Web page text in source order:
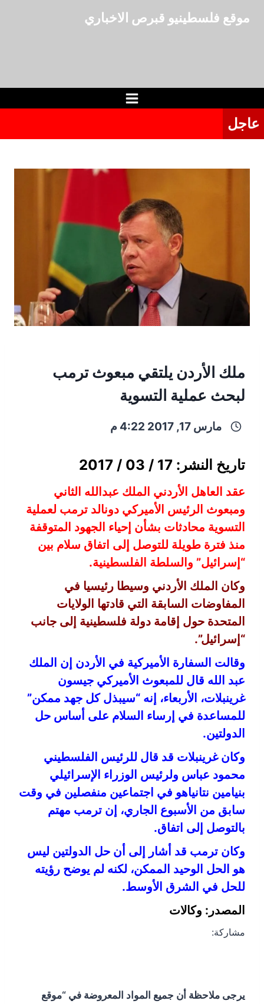
موقع فلسطينيو قبرص الاخباري
عاجل
ملك الأردن يلتقي مبعوث ترمب
لبحث عملية التسوية
مارس 17, 2017 4:22 م
تاريخ النشر: 17 / 03 / 2017
عقد العاهل الأردني الملك عبدالله الثاني
ومبعوث الرئيس الأميركي دونالد ترمب لعملية
التسوية محادثات بشأن إحياء الجهود المتوقفة
منذ فترة طويلة للتوصل إلى اتفاق سلام بين
“إسرائيل” والسلطة الفلسطينية.
وكان الملك الأردني وسيطا رئيسيا في
المفاوضات السابقة التي قادتها الولايات
المتحدة حول إقامة دولة فلسطينية إلى جانب
“إسرائيل”.
وقالت السفارة الأميركية في الأردن إن الملك
عبد الله قال للمبعوث الأميركي جيسون
غرينبلات، الأربعاء، إنه “سيبذل كل جهد ممكن”
للمساعدة في إرساء السلام على أساس حل
الدولتين.
وكان غرينبلات قد قال للرئيس الفلسطيني
محمود عباس ولرئيس الوزراء الإسرائيلي
بنيامين نتانياهو في اجتماعين منفصلين في وقت
سابق من الأسبوع الجاري، إن ترمب مهتم
بالتوصل إلى اتفاق.
وكان ترمب قد أشار إلى أن حل الدولتين ليس
هو الحل الوحيد الممكن، لكنه لم يوضح رؤيته
للحل في الشرق الأوسط.
المصدر: وكالات
مشاركة:
يرجى ملاحظة أن جميع المواد المعروضة في “موقع